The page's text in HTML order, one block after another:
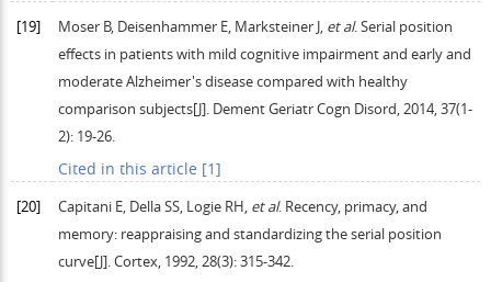
[19] Moser B, Deisenhammer E, Marksteiner J, et al. Serial position
effects in patients with mild cognitive impairment and early and
moderate Alzheimer's disease compared with healthy
comparison subjects[J]. Dement Geriatr Cogn Disord,2014,37(1-
2): 19‐26.
Cited in this article [1]
[20] Capitani E, DellaSS, Logie RH, et al. Recency, primacy, and
memory: reappraising and standardizing the serial position
curve[J].Cortex, 1992,28(3): 315‐342.